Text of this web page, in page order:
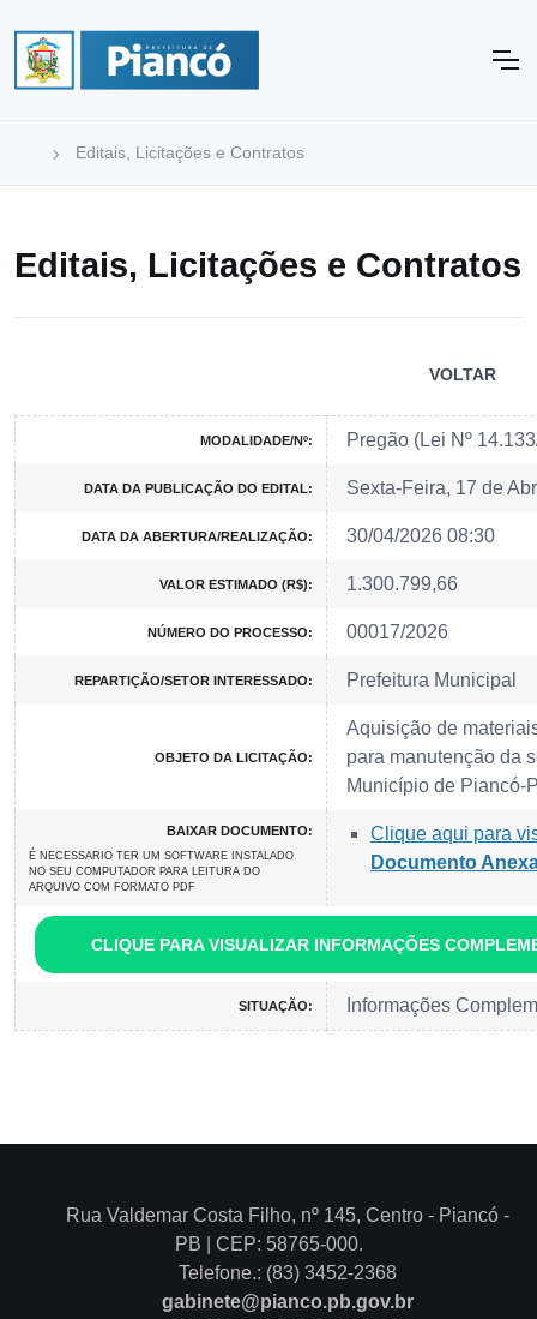
Editais, Licitações e Contratos
Editais, Licitações e Contratos
VOLTAR
MODALIDADE/Nº: Pregão (Lei Nº
DATA DA PUBLICAÇÃO DO EDITAL: Sexta-Feira, 17 de
DATA DA ABERTURA/REALIZAÇÃO: 30/04/2026 08:30
VALOR ESTIMADO (R$): 1.300.799,66
NÚMERO DO PROCESSO: 00017/2026
REPARTIÇÃO/SETOR INTERESSADO: Prefeitura Municipal
OBJETO DA LICITAÇÃO:
Aquisição de
para manutenção da
Município de Piancó-
BAIXAR DOCUMENTO:
É NECESSARIO TER UM SOFTWARE INSTALADO
NO SEU COMPUTADOR PARA LEITURA DO
ARQUIVO COM FORMATO PDF
Clique aqui para
Documento
CLIQUE PARA VISUALIZAR INFORMAÇÕES
SITUAÇÃO: Informações
Rua Valdemar Costa Filho, nº 145, Centro - Piancó -
PB | CEP: 58765-000.
Telefone.: (83) 3452-2368
gabinete@pianco.pb.gov.br